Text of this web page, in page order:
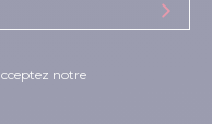
notre